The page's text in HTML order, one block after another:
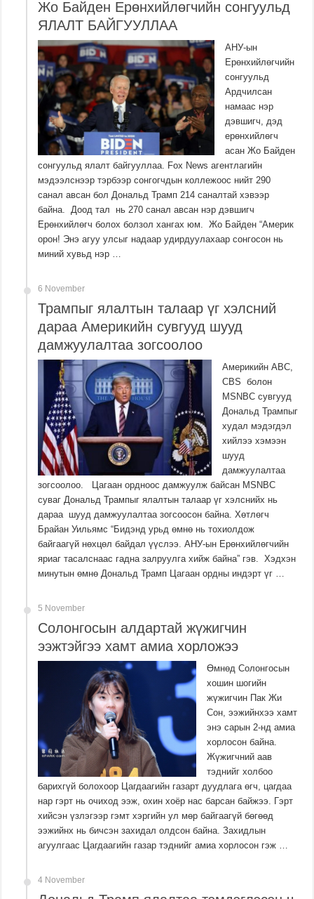
Жо Байден Ерөнхийлөгчийн сонгуульд
ЯЛАЛТ БАЙГУУЛЛАА
АНУ-ын
Ерөнхийлөгчийн
сонгуульд
Ардчилсан
намаас нэр
дэвшигч, дэд
ерөнхийлөгч
асан Жо Байден
сонгуульд ялалт байгууллаа. Fox News агентлагийн
мэдээлснээр тэрбээр сонгогчдын коллежоос нийт 290
санал авсан бол Дональд Трамп 214 саналтай хэвээр
байна. Доод тал нь 270 санал авсан нэр дэвшигч
Ерөнхийлөгч болох болзол хангах юм. Жо Байден “Америк
орон! Энэ агуу улсыг надаар удирдуулахаар сонгосон нь
миний хувьд нэр …
6 November
Трампыг ялалтын талаар үг хэлсний
дараа Америкийн сувгууд шууд
дамжуулалтаа зогсоолоо
Америкийн ABC,
CBS болон
MSNBC сувгууд
Дональд Трампыг
худал мэдэгдэл
хийлээ хэмээн
шууд
дамжуулалтаа
зогсоолоо. Цагаан ордноос дамжуулж байсан MSNBC
суваг Дональд Трампыг ялалтын талаар үг хэлснийх нь
дараа шууд дамжуулалтаа зогсоосон байна. Хөтлөгч
Брайан Уильямс “Бидэнд урьд өмнө нь тохиолдож
байгаагүй нөхцөл байдал үүслээ. АНУ-ын Ерөнхийлөгчийн
яриаг тасалснаас гадна залруулга хийж байна” гэв. Хэдхэн
минутын өмнө Дональд Трамп Цагаан ордны индэрт үг …
5 November
Солонгосын алдартай жүжигчин
ээжтэйгээ хамт амиа хорложээ
Өмнөд Солонгосын
хошин шогийн
жүжигчин Пак Жи
Сон, ээжийнхээ хамт
энэ сарын 2-нд амиа
хорлосон байна.
Жүжигчний аав
тэднийг холбоо
барихгүй болохоор Цагдаагийн газарт дуудлага өгч, цагдаа
нар гэрт нь очиход ээж, охин хоёр нас барсан байжээ. Гэрт
хийсэн үзлэгээр гэмт хэргийн ул мөр байгаагүй бөгөөд
ээжийнх нь бичсэн захидал олдсон байна. Захидлын
агуулгаас Цагдаагийн газар тэднийг амиа хорлосон гэж …
4 November